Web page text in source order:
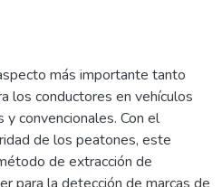
más importante tanto
los conductores en vehículos
convencionales. Con el
de los peatones, este
de extracción de